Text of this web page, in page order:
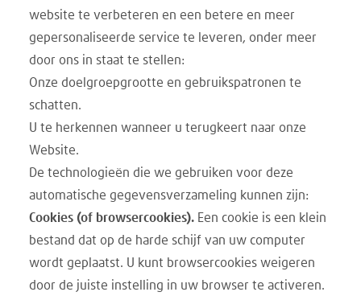
website te verbeteren en een betere en meer
gepersonaliseerde service te leveren, onder meer
door ons in staat te stellen:
Onze doelgroepgrootte en gebruikspatronen te
schatten.
U te herkennen wanneer u terugkeert naar onze
Website.
De technologieën die we gebruiken voor deze
automatische gegevensverzameling kunnen zijn:
Cookies (of browsercookies). Een cookie is een klein
bestand dat op de harde schijf van uw computer
wordt geplaatst. U kunt browsercookies weigeren
door de juiste instelling in uw browser te activeren.